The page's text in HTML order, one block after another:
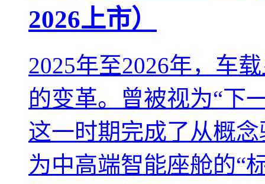
2026上市）
2025年至2026年，车
的变革。曾被视为“下
这一时期完成了从概
为中高端智能座舱的“